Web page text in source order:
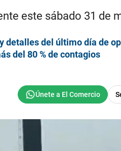
este sábado 31 de
detalles del último día de
del 80 % de contagios